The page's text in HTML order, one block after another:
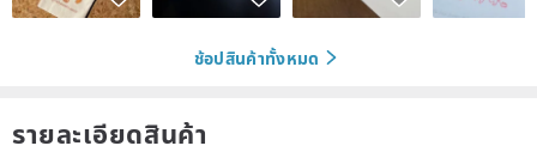
ช้อปสินค้าทั้งหมด
รายละเอียดสินค้า